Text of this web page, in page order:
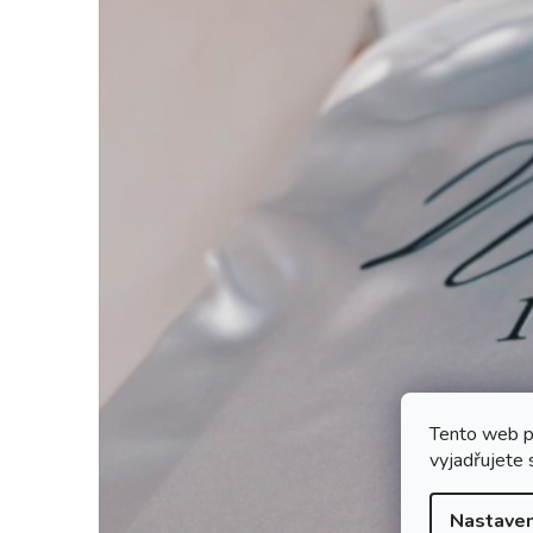
Tento web
vyjadřujete